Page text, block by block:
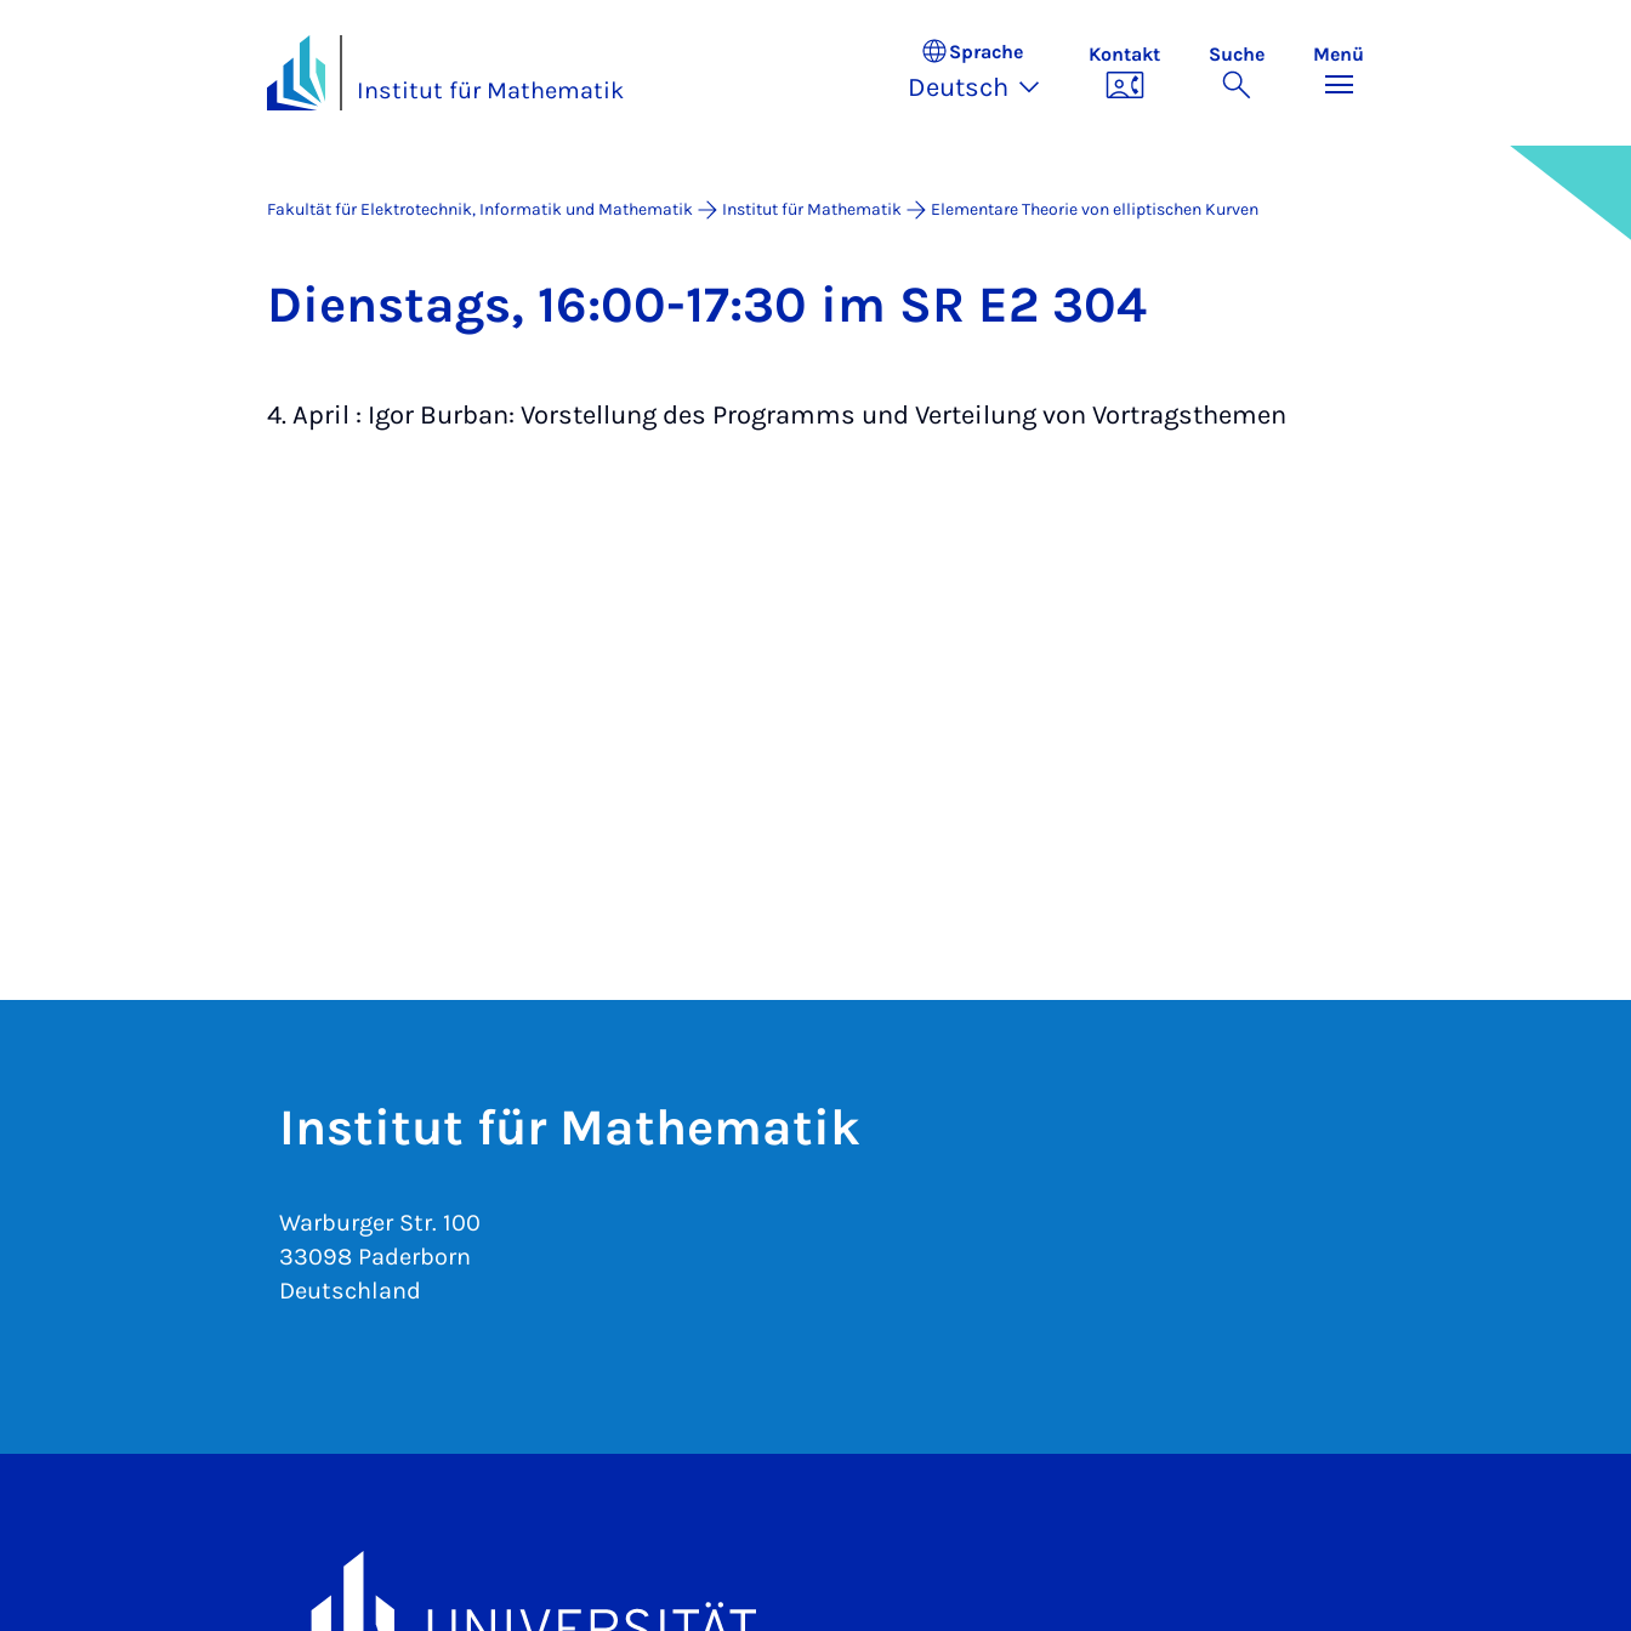
Institut für Mathematik
Sprache
Deutsch
Kontakt Suche Menü
Fakultät für Elektrotechnik, Informatik und Mathematik Institut für Mathematik Elementare Theorie von elliptischen Kurven
Diens­tags, 16:00-17:30 im SR E2 304
4. April : Igor Burban: Vorstellung des Programms und Verteilung von Vortragsthemen
Institut für Mathematik
Warburger Str. 100
33098 Paderborn
Deutschland